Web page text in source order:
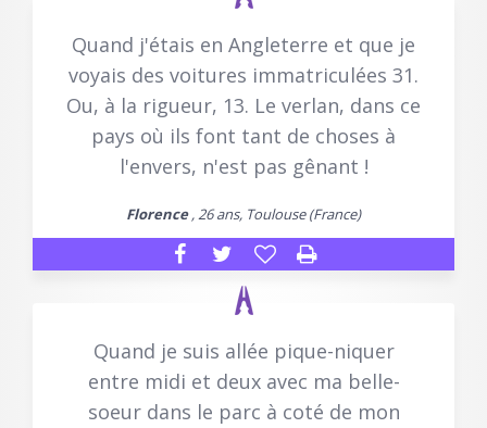
Quand j'étais en Angleterre et que je
voyais des voitures immatriculées 31.
Ou, à la rigueur, 13. Le verlan, dans ce
pays où ils font tant de choses à
l'envers, n'est pas gênant !
Florence, 26 ans, Toulouse (France)
Quand je suis allée pique-niquer
entre midi et deux avec ma belle-
soeur dans le parc à coté de mon